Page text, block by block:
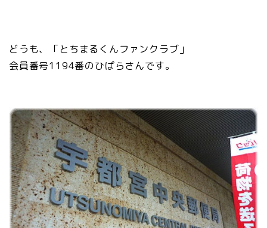
どうも、「とちまるくんファンクラブ」
会員番号1194番のひばらさんです。